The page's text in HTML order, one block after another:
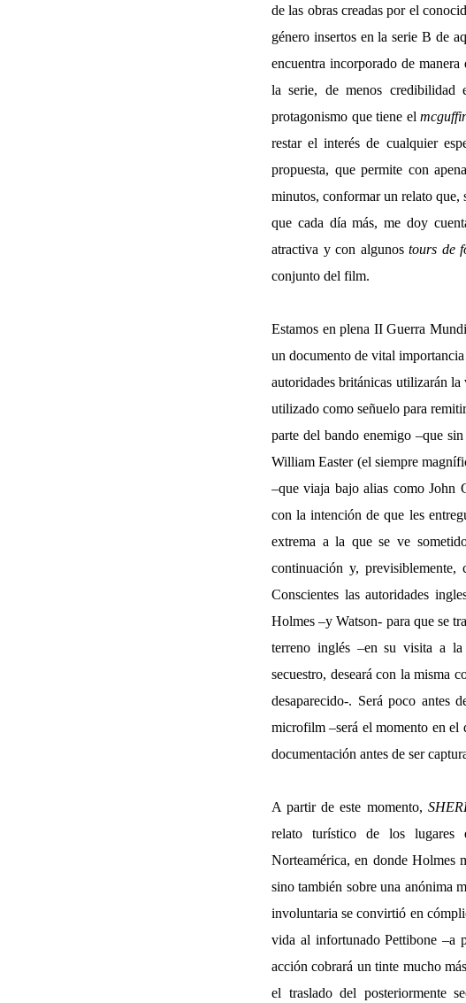
de las obras creadas por el
género insertos en la serie B de
encuentra incorporado de
la serie, de menos credibilidad
protagonismo que tiene el
restar el interés de cualquier
propuesta, que permite con
minutos, conformar un relato que,
que cada día más, me doy
atractiva y con algunostours de
conjunto del film.
Estamos en plena II Guerra
un documento de vital
autoridades británicas utilizarán
utilizado como señuelo para
parte del bando enemigo –que
William Easter (el siempre
–que viaja bajo alias como John
con la intención de que les
extrema a la que se ve
continuación y,
Conscientes las autoridades
Holmes –y Watson- para que se
terreno inglés –en su visita a la
secuestro, deseará con la misma
desaparecido-. Será poco antes
microfilm –será el momento en el
documentación antes de ser
A partir de este momento,
relato turístico de los lugares
Norteamérica, en donde Holmes
sino también sobre una anónima
involuntaria se convirtió en
vida al infortunado Pettibone –a
acción cobrará un tinte mucho
el traslado del posteriormente